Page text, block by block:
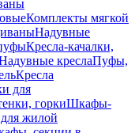
Комплекты мягкой
Надувные
Кресла-качалки,
креслаПуфы,
Кресла
для
горкиШкафы-
жилой